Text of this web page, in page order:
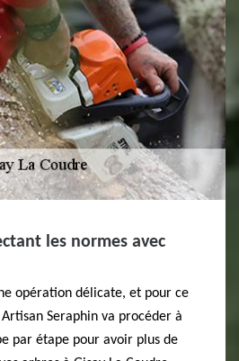
les normes avec
opération délicate, et pour ce
Seraphin va procéder à
par étape pour avoir plus de